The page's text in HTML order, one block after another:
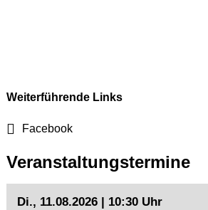
Weiterführende Links
Facebook
Veranstaltungstermine
Di., 11.08.2026 | 10:30 Uhr